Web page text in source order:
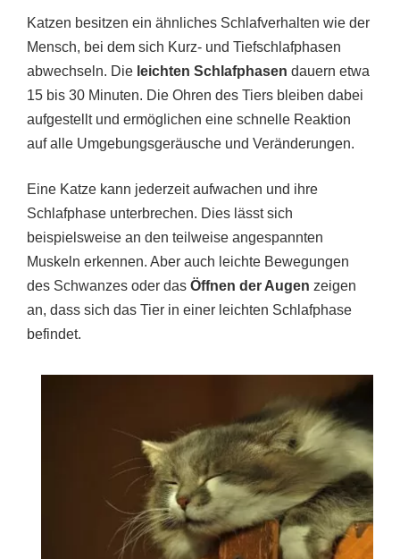
Katzen besitzen ein ähnliches Schlafverhalten wie der
Mensch, bei dem sich Kurz- und Tiefschlafphasen
abwechseln. Die leichten Schlafphasen dauern etwa
15 bis 30 Minuten. Die Ohren des Tiers bleiben dabei
aufgestellt und ermöglichen eine schnelle Reaktion
auf alle Umgebungsgeräusche und Veränderungen.
Eine Katze kann jederzeit aufwachen und ihre
Schlafphase unterbrechen. Dies lässt sich
beispielsweise an den teilweise angespannten
Muskeln erkennen. Aber auch leichte Bewegungen
des Schwanzes oder das Öffnen der Augen zeigen
an, dass sich das Tier in einer leichten Schlafphase
befindet.